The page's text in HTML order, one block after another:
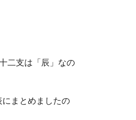
二支は「辰」なの
まとめましたの